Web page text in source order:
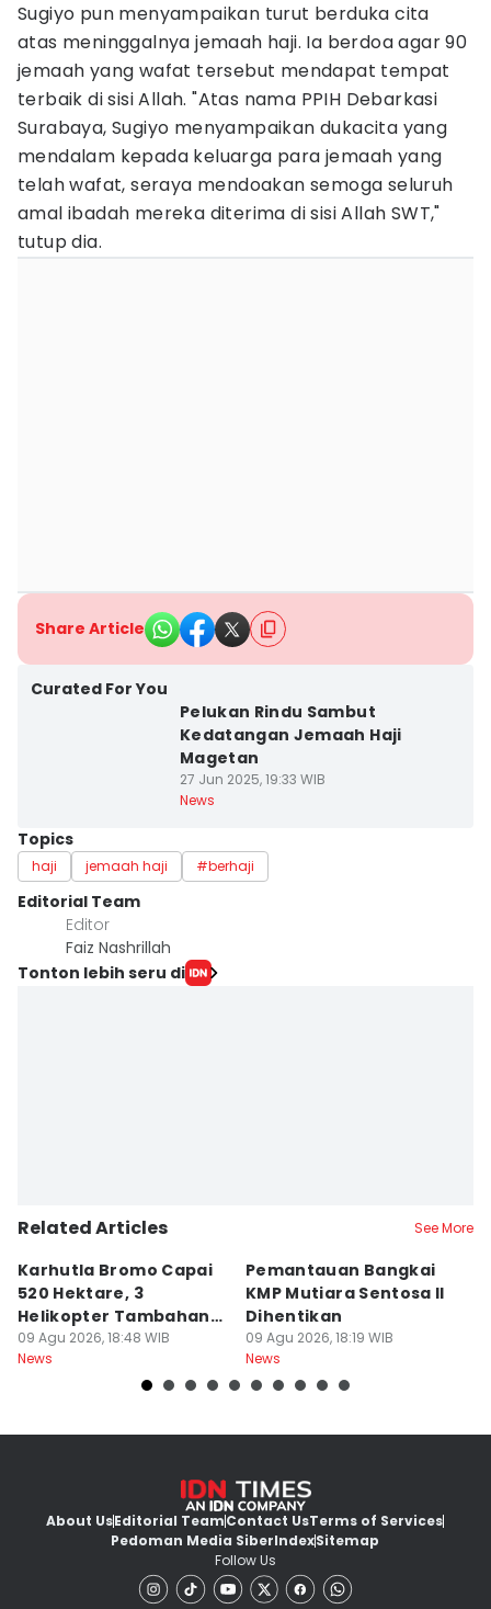
Sugiyo pun menyampaikan turut berduka cita
atas meninggalnya jemaah haji. Ia berdoa agar 90
jemaah yang wafat tersebut mendapat tempat
terbaik di sisi Allah. "Atas nama PPIH Debarkasi
Surabaya, Sugiyo menyampaikan dukacita yang
mendalam kepada keluarga para jemaah yang
telah wafat, seraya mendoakan semoga seluruh
amal ibadah mereka diterima di sisi Allah SWT,"
tutup dia.
Share Article
Curated For You
Pelukan Rindu Sambut
Kedatangan Jemaah Haji
Magetan
27 Jun 2025, 19:33 WIB
News
Topics
haji jemaah haji #berhaji
Editorial Team
Editor
Faiz Nashrillah
Tonton lebih seru di
Related Articles See More
Karhutla Bromo Capai
520 Hektare, 3
Helikopter Tambahan
Diterjunkan
09 Agu 2026, 18:48 WIB
News
Pemantauan Bangkai
KMP Mutiara Sentosa II
Dihentikan
09 Agu 2026, 18:19 WIB
News
About UsEditorial TeamContact UsTerms of Services
Pedoman Media SiberIndexSitemap
Follow Us